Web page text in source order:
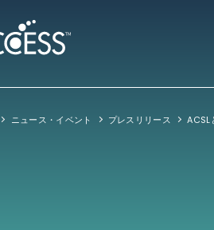
ニュース・イベント プレスリリース